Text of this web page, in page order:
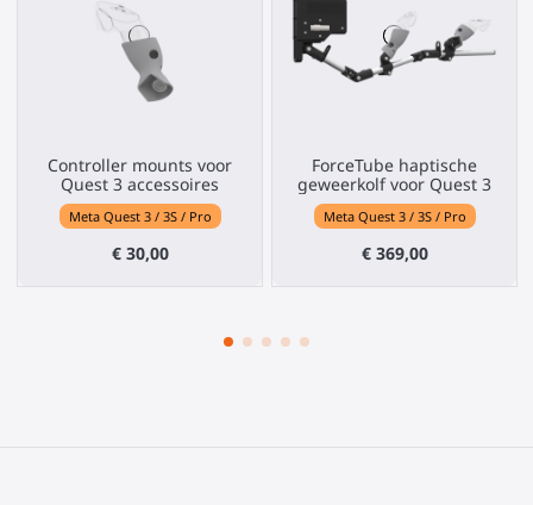
Controller mounts voor
Quest 3 accessoires
Meta Quest 3 / 3S / Pro
€ 30,00
ForceTube haptische
geweerkolf voor Quest 3
Meta Quest 3 / 3S / Pro
€ 369,00